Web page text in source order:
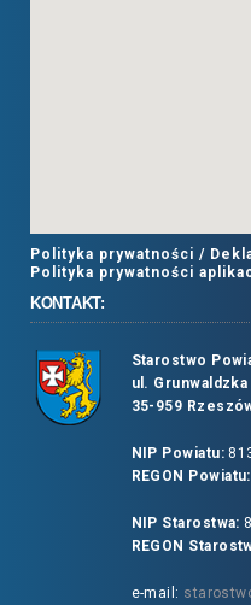
Polityka prywatności /
Polityka prywatności
KONTAKT:
Starostwo
ul. Grunwaldzka
35-959
NIP Powiatu:
REGON Powiatu:
NIP Starostwa:
REGON
e-mail: